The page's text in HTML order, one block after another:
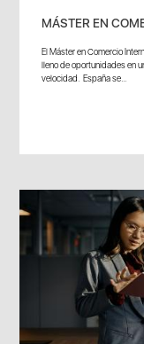
MÁSTER EN
El Máster en Comercio
lleno de oportunidades en
velocidad. España se...